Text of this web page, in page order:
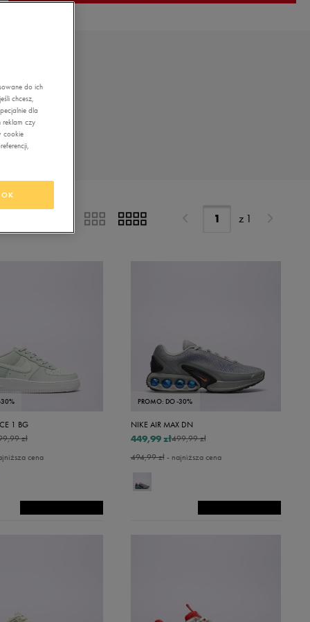
z 1
1 BG
zł
cena
PROMO: DO -30%
NIKE AIR MAX DN
499,99 zł
449,99 zł
494,99 zł- najniższa cena
do ich
chcesz,
dla
reklam czy
cookie
OK